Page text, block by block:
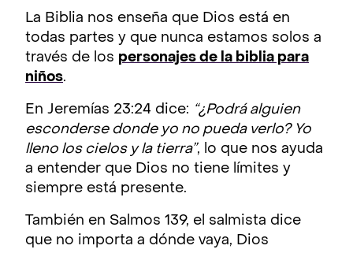
La Biblia nos enseña que Dios está en
todas partes y que nunca estamos solos a
través de los personajes de la biblia para
niños.
En Jeremías 23:24 dice: “¿Podrá alguien
esconderse donde yo no pueda verlo? Yo
lleno los cielos y la tierra”, lo que nos ayuda
a entender que Dios no tiene límites y
siempre está presente.
También en Salmos 139, el salmista dice
que no importa a dónde vaya, Dios